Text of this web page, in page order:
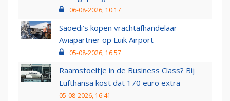
06-08-2026, 10:17
Saoedi’s kopen vrachtafhandelaar
Aviapartner op Luik Airport
05-08-2026, 16:57
Raamstoeltje in de Business Class? Bij
Lufthansa kost dat 170 euro extra
05-08-2026, 16:41